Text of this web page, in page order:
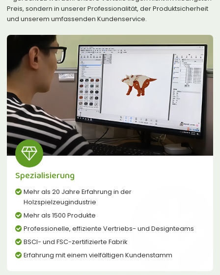
Preis, sondern in unserer Professionalität, der Produktsicherheit
und unserem umfassenden Kundenservice.
Spezialisierung
Mehr als 20 Jahre Erfahrung in der
Holzspielzeugindustrie
Mehr als 1500 Produkte
Professionelle, effiziente Vertriebs- und Designteams
BSCI- und FSC-zertifizierte Fabrik
Erfahrung mit einem vielfältigen Kundenstamm